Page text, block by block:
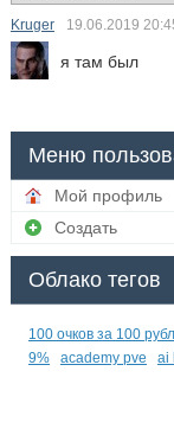
Kruger 19.06.2019
я там был
Меню
Мой профиль
Создать
Облако тегов
100 очков за 100
9%
academy pve ai